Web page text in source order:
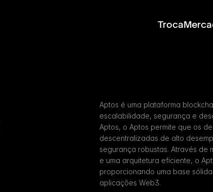
Troca
Aptos é uma plataforma
escalabilidade, segurança e
Aptos, o Aptos permite que os
descentralizadas de alto
segurança robustas. Através de
e uma arquitetura eficiente, o
proporcionando uma base
aplicações Web3.